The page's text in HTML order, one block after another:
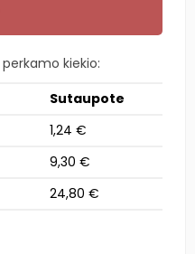
kiekio:
Sutaupote
1,24 €
9,30 €
24,80 €